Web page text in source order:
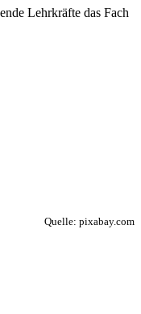
Lehrkräfte das Fach
Quelle: pixabay.com